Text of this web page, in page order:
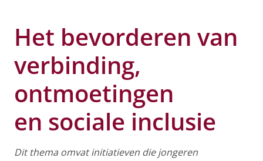
Het bevorderen van
verbinding,
ontmoetingen
en sociale inclusie
Dit thema omvat initiatieven die jongeren